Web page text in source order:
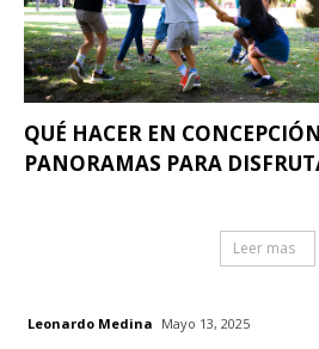
QUÉ HACER EN
PANORAMAS PARA
Leer mas
Leonardo Medina Mayo 13, 2025